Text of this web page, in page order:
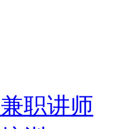
职讲师